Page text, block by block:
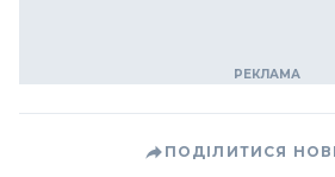
ПОДІЛИТИСЯ